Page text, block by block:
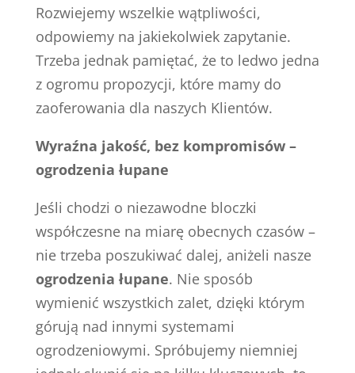
Rozwiejemy wszelkie wątpliwości,
odpowiemy na jakiekolwiek zapytanie.
Trzeba jednak pamiętać, że to ledwo jedna
z ogromu propozycji, które mamy do
zaoferowania dla naszych Klientów.
Wyraźna jakość, bez kompromisów –
ogrodzenia łupane
Jeśli chodzi o niezawodne bloczki
współczesne na miarę obecnych czasów –
nie trzeba poszukiwać dalej, aniżeli nasze
ogrodzenia łupane. Nie sposób
wymienić wszystkich zalet, dzięki którym
górują nad innymi systemami
ogrodzeniowymi. Spróbujemy niemniej